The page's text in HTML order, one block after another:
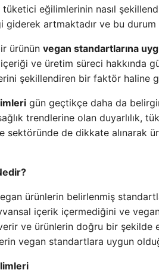
eğilimlerinin nasıl
giderek artmaktadır ve bu
ürünün vegan standartlarına
ve üretim süreci hakkında
şekillendiren bir faktör haline
gün geçtikçe daha da
trendlerine olan duyarlılık,
sektöründe de dikkate alınarak
ürünlerin belirlenmiş
içerik içermediğini ve
ve ürünlerin doğru bir şekilde
vegan standartlara uygun